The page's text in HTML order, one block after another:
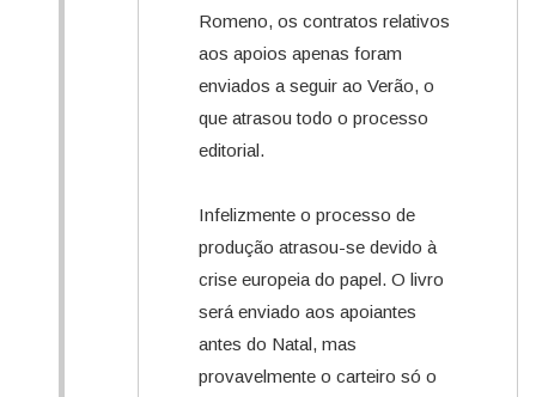
Romeno, os contratos relativos
aos apoios apenas foram
enviados a seguir ao Verão, o
que atrasou todo o processo
editorial.
Infelizmente o processo de
produção atrasou-se devido à
crise europeia do papel. O livro
será enviado aos apoiantes
antes do Natal, mas
provavelmente o carteiro só o